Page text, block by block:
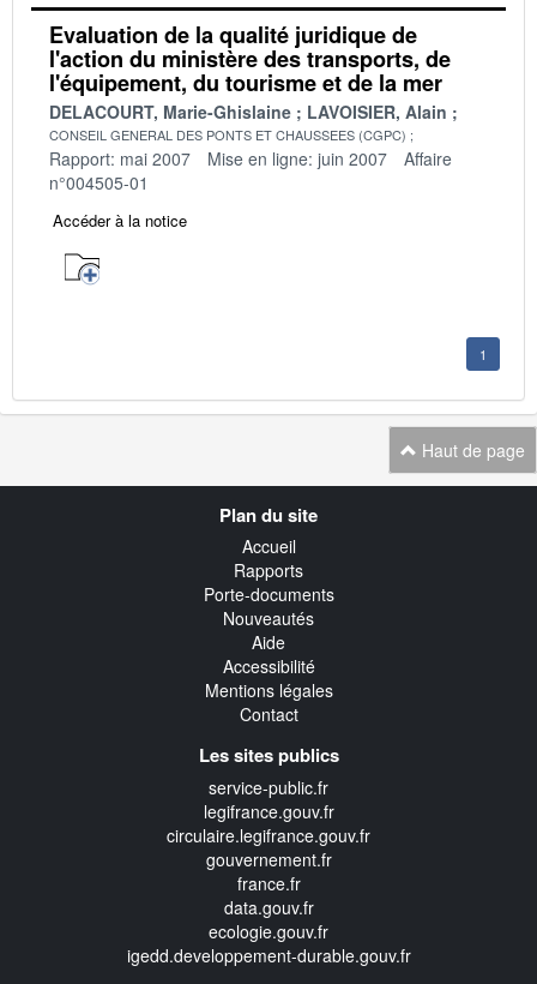
Evaluation de la qualité juridique de
l'action du ministère des transports, de
l'équipement, du tourisme et de la mer
DELACOURT, Marie-Ghislaine LAVOISIER, Alain
CONSEIL GENERAL DES PONTS ET CHAUSSEES (CGPC)
Rapport: mai 2007 Mise en ligne: juin 2007
Affaire
n°004505-01
Accéder à la notice
1
Haut de page
Plan du site
Accueil
Rapports
Porte-documents
Nouveautés
Aide
Accessibilité
Mentions légales
Contact
Les sites publics
service-public.fr
legifrance.gouv.fr
circulaire.legifrance.gouv.fr
gouvernement.fr
france.fr
data.gouv.fr
ecologie.gouv.fr
igedd.developpement-durable.gouv.fr